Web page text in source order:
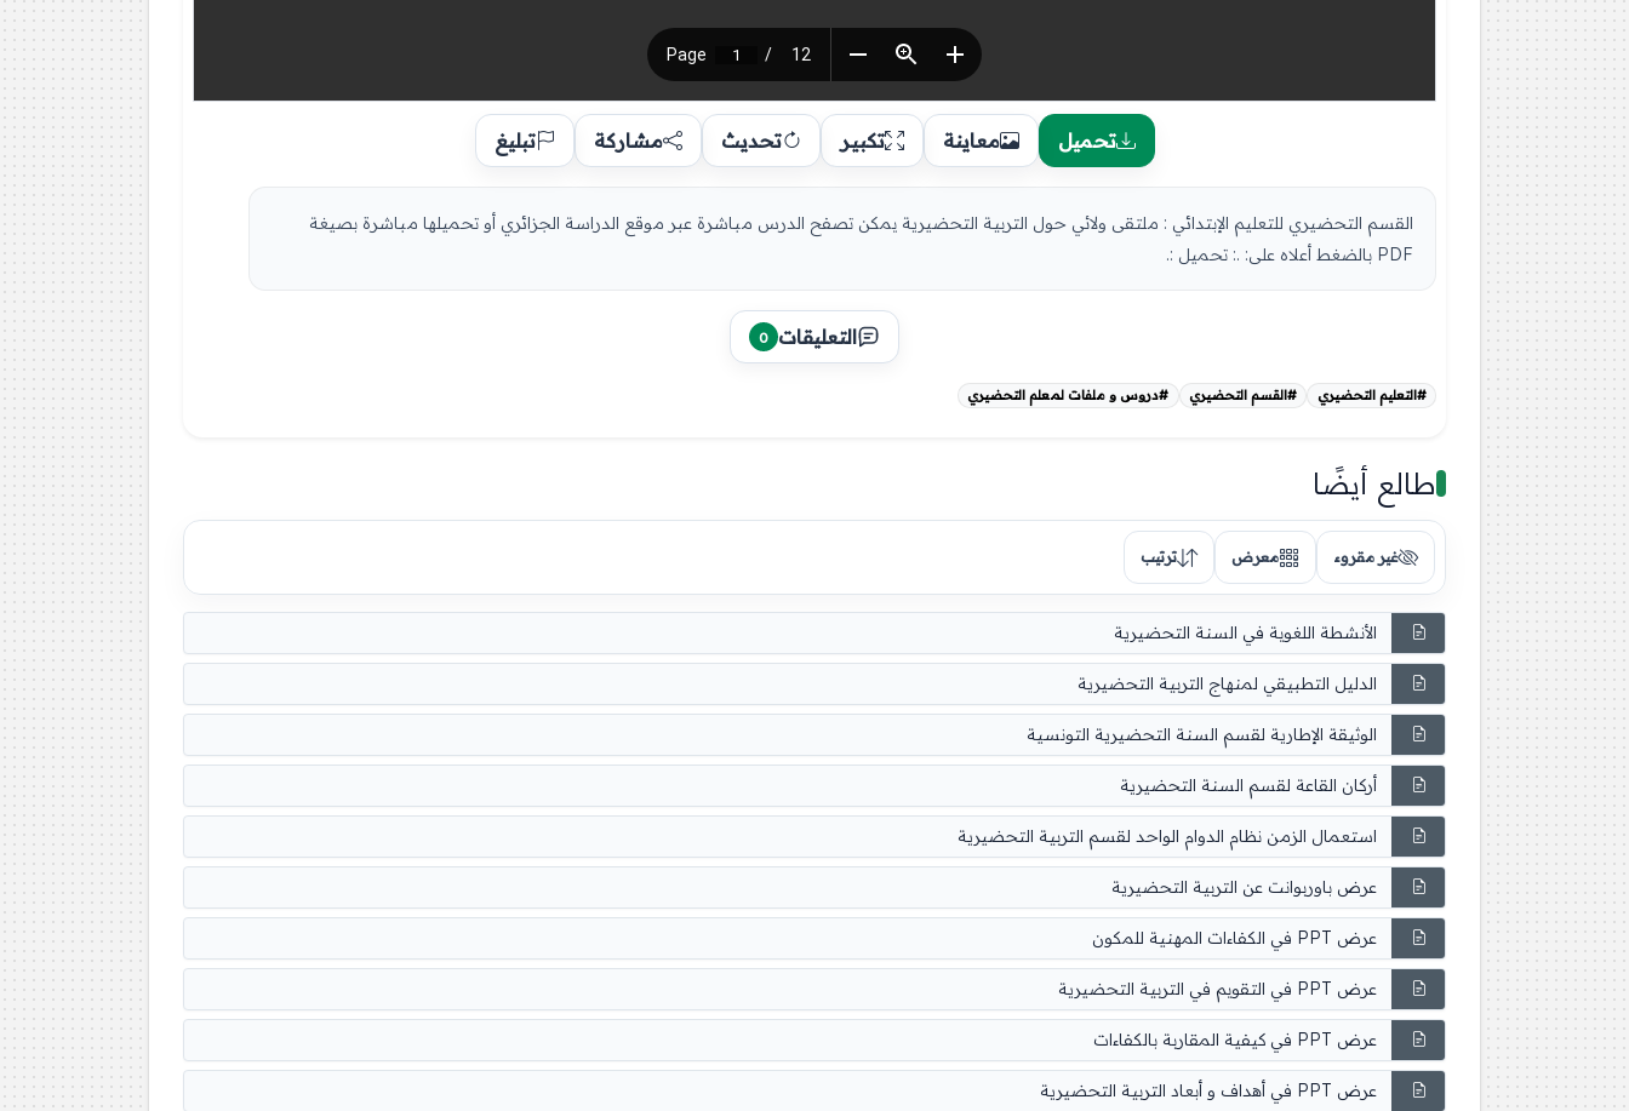
تحميل معاينة تكبير تحديث مشاركة تبليغ
القسم التحضيري للتعليم الإبتدائي : ملتقى ولائي حول التربية التحضيرية يمكن تصفح الدرس مباشرة عبر موقع الدراسة الجزائري أو تحميلها مباشرة بصيغة
PDF بالضغط أعلاه على: .: تحميل :.
التعليقات 0
#التعليم التحضيري #القسم التحضيري #دروس و ملفات لمعلم التحضيري
طالع أيضًا
غير مقروء معرض ترتيب
الأنشطة اللغوية في السنة التحضيرية
الدليل التطبيقي لمنهاج التربية التحضيرية
الوثيقة الإطارية لقسم السنة التحضيرية التونسية
أركان القاعة لقسم السنة التحضيرية
استعمال الزمن نظام الدوام الواحد لقسم التربية التحضيرية
عرض باوربوانت عن التربية التحضيرية
عرض PPT في الكفاءات المهنية للمكون
عرض PPT في التقويم في التربية التحضيرية
عرض PPT في كيفية المقاربة بالكفاءات
عرض PPT في أهداف و أبعاد التربية التحضيرية